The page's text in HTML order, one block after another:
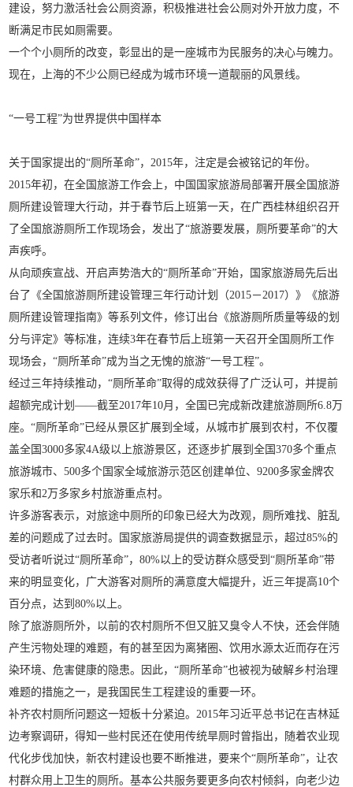
建设，努力激活社会公厕资源，积极推进社会公厕对外开放力度，不
断满足市民如厕需要。
一个个小厕所的改变，彰显出的是一座城市为民服务的决心与魄力。
现在，上海的不少公厕已经成为城市环境一道靓丽的风景线。
“一号工程”为世界提供中国样本
关于国家提出的“厕所革命”，2015年，注定是会被铭记的年份。
2015年初，在全国旅游工作会上，中国国家旅游局部署开展全国旅游
厕所建设管理大行动，并于春节后上班第一天，在广西桂林组织召开
了全国旅游厕所工作现场会，发出了“旅游要发展，厕所要革命”的大
声疾呼。
从向顽疾宣战、开启声势浩大的“厕所革命”开始，国家旅游局先后出
台了《全国旅游厕所建设管理三年行动计划（2015－2017）》《旅游
厕所建设管理指南》等系列文件，修订出台《旅游厕所质量等级的划
分与评定》等标准，连续3年在春节后上班第一天召开全国厕所工作
现场会，“厕所革命”成为当之无愧的旅游“一号工程”。
经过三年持续推动，“厕所革命”取得的成效获得了广泛认可，并提前
超额完成计划——截至2017年10月，全国已完成新改建旅游厕所6.8万
座。“厕所革命”已经从景区扩展到全域，从城市扩展到农村，不仅覆
盖全国3000多家4A级以上旅游景区，还逐步扩展到全国370多个重点
旅游城市、500多个国家全域旅游示范区创建单位、9200多家金牌农
家乐和2万多家乡村旅游重点村。
许多游客表示，对旅途中厕所的印象已经大为改观，厕所难找、脏乱
差的问题成了过去时。国家旅游局提供的调查数据显示，超过85%的
受访者听说过“厕所革命”，80%以上的受访群众感受到“厕所革命”带
来的明显变化，广大游客对厕所的满意度大幅提升，近三年提高10个
百分点，达到80%以上。
除了旅游厕所外，以前的农村厕所不但又脏又臭令人不快，还会伴随
产生污物处理的难题，有的甚至因为离猪圈、饮用水源太近而存在污
染环境、危害健康的隐患。因此，“厕所革命”也被视为破解乡村治理
难题的措施之一，是我国民生工程建设的重要一环。
补齐农村厕所问题这一短板十分紧迫。2015年习近平总书记在吉林延
边考察调研，得知一些村民还在使用传统旱厕时曾指出，随着农业现
代化步伐加快，新农村建设也要不断推进，要来个“厕所革命”，让农
村群众用上卫生的厕所。基本公共服务要更多向农村倾斜，向老少边